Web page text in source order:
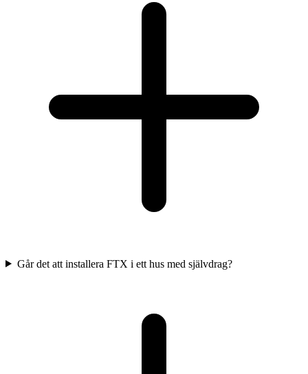
Går det att installera FTX i ett hus med självdrag?